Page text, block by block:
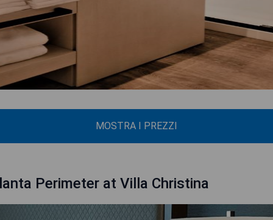
MOSTRA I PREZZI
Perimeter at Villa Christina